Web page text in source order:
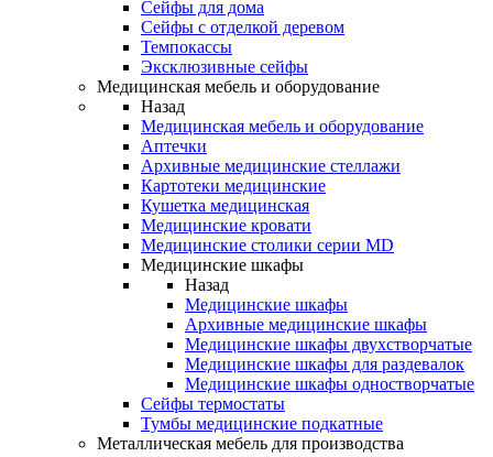
Сейфы для дома
Сейфы с отделкой деревом
Темпокассы
Эксклюзивные сейфы
Медицинская мебель и оборудование
Назад
Медицинская мебель и оборудование
Аптечки
Архивные медицинские стеллажи
Картотеки медицинские
Кушетка медицинская
Медицинские кровати
Медицинские столики серии MD
Медицинские шкафы
Назад
Медицинские шкафы
Архивные медицинские шкафы
Медицинские шкафы двухстворчатые
Медицинские шкафы для раздевалок
Медицинские шкафы одностворчатые
Сейфы термостаты
Тумбы медицинские подкатные
Металлическая мебель для производства